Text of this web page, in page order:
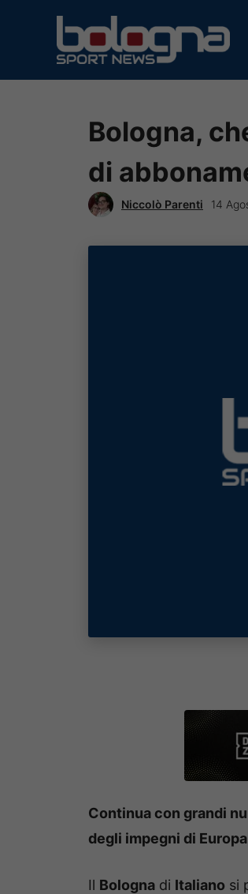
contenuto
Bologna,
di
Niccolò Parenti 14
Continua con grandi
degli impegni di
Il Bologna di Italiano si